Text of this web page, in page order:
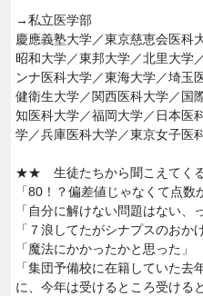
→私立医学部
慶應義塾大学／東京慈恵会医科
昭和大学／東邦大学／北里大学
ンナ医科大学／東海大学／埼玉
健衛生大学／関西医科大学／国
知医科大学／福岡大学／日本医
学／兵庫医科大学／東京女子医
★★ 生徒たちから聞こえて
「80！？偏差値じゃなくて点数
「自分に解けない問題はない、
「７浪してたがシナプスのおか
「魔法にかかったかと思った」
「集団予備校に在籍していた
に、今年は受けるところ受ける